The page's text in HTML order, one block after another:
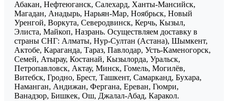
Абакан, Нефтеюганск, Салехард, Ханты-Мансийск,
Магадан, Анадырь, Нарьян-Мар, Ноябрьск, Новый
Уренгой, Воркута, Северодвинск, Керчь, Кызыл,
Элиста, Майкоп, Назрань. Осуществляем доставку в
страны СНГ: Алматы, Нур-Султан (Астана), Шымкент,
Актобе, Караганда, Тараз, Павлодар, Усть-Каменогорск,
Семей, Атырау, Костанай, Кызылорда, Уральск,
Петропавловск, Актау, Минск, Гомель, Могилёв,
Витебск, Гродно, Брест, Ташкент, Самарканд, Бухара,
Наманган, Андижан, Фергана, Ереван, Гюмри,
Ванадзор, Бишкек, Ош, Джалал-Абад, Каракол.